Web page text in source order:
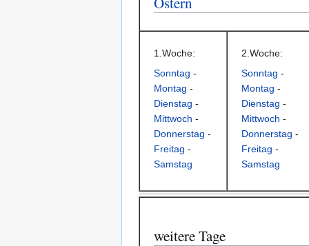
1.Woche:
Sonntag -
Montag -
Dienstag -
Mittwoch -
Donnerstag -
Freitag -
Samstag
2.Woche:
Sonntag -
Montag -
Dienstag -
Mittwoch -
Donnerstag -
Freitag -
Samstag
weitere Tage